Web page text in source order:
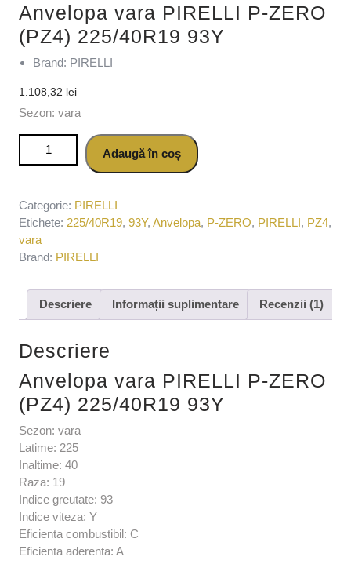
Anvelopa vara PIRELLI P-ZERO
(PZ4) 225/40R19 93Y
Brand: PIRELLI
1.108,32 lei
Sezon: vara
Cantitate Anvelopa vara PIRELLI P-ZERO (PZ4) 225/40R19
Adaugă în coș
Categorie: PIRELLI
Etichete: 225/40R19, 93Y, Anvelopa, P-ZERO, PIRELLI, PZ4,
vara
Brand: PIRELLI
Descriere Informații suplimentare Recenzii (1)
Descriere
Anvelopa vara PIRELLI P-ZERO
(PZ4) 225/40R19 93Y
Sezon: vara
Latime: 225
Inaltime: 40
Raza: 19
Indice greutate: 93
Indice viteza: Y
Eficienta combustibil: C
Eficienta aderenta: A